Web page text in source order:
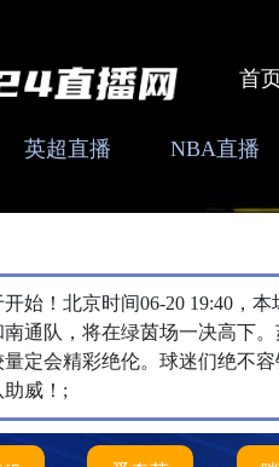
首
英超直播 NBA直播
始！北京时间06-20 19:40，
通队，将在绿茵场一决高下
量定会精彩绝伦。球迷们绝不
威！;